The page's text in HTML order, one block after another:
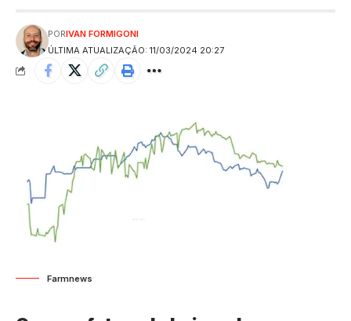
ÚLTIMA ATUALIZAÇÃO: 11/03/2024 20:27
PORIVAN FORMIGONI
Farmnews